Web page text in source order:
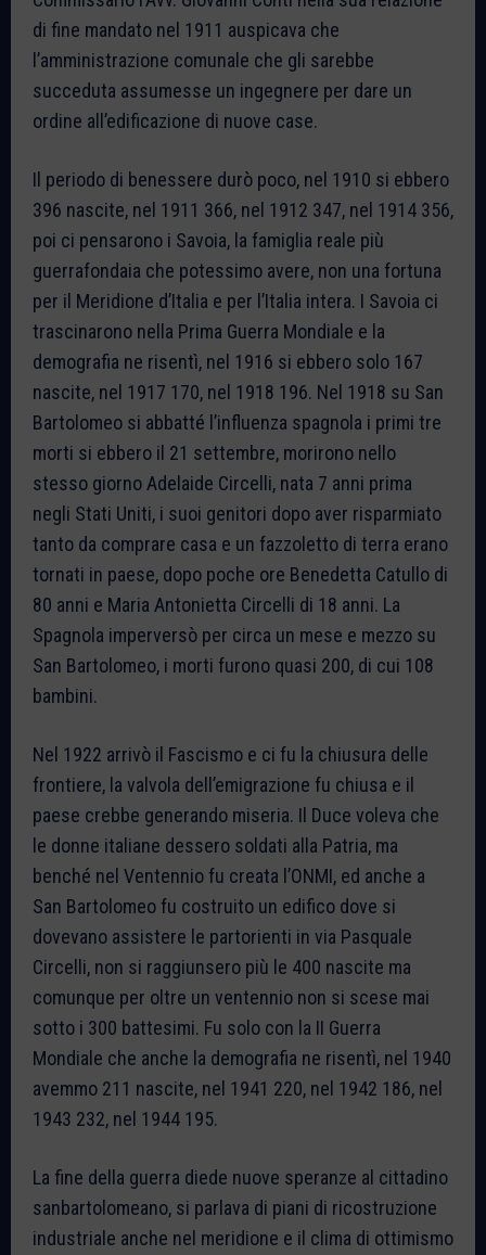
di fine mandato nel 1911 auspicava che
l’amministrazione comunale che gli sarebbe
succeduta assumesse un ingegnere per dare un
ordine all’edificazione di nuove case.
Il periodo di benessere durò poco, nel 1910 si ebbero
396 nascite, nel 1911 366, nel 1912 347, nel 1914 356,
poi ci pensarono i Savoia, la famiglia reale più
guerrafondaia che potessimo avere, non una fortuna
per il Meridione d’Italia e per l’Italia intera. I Savoia ci
trascinarono nella Prima Guerra Mondiale e la
demografia ne risentì, nel 1916 si ebbero solo 167
nascite, nel 1917 170, nel 1918 196. Nel 1918 su San
Bartolomeo si abbatté l’influenza spagnola i primi tre
morti si ebbero il 21 settembre, morirono nello
stesso giorno Adelaide Circelli, nata 7 anni prima
negli Stati Uniti, i suoi genitori dopo aver risparmiato
tanto da comprare casa e un fazzoletto di terra erano
tornati in paese, dopo poche ore Benedetta Catullo di
80 anni e Maria Antonietta Circelli di 18 anni. La
Spagnola imperversò per circa un mese e mezzo su
San Bartolomeo, i morti furono quasi 200, di cui 108
bambini.
Nel 1922 arrivò il Fascismo e ci fu la chiusura delle
frontiere, la valvola dell’emigrazione fu chiusa e il
paese crebbe generando miseria. Il Duce voleva che
le donne italiane dessero soldati alla Patria, ma
benché nel Ventennio fu creata l’ONMI, ed anche a
San Bartolomeo fu costruito un edifico dove si
dovevano assistere le partorienti in via Pasquale
Circelli, non si raggiunsero più le 400 nascite ma
comunque per oltre un ventennio non si scese mai
sotto i 300 battesimi. Fu solo con la II Guerra
Mondiale che anche la demografia ne risentì, nel 1940
avemmo 211 nascite, nel 1941 220, nel 1942 186, nel
1943 232, nel 1944 195.
La fine della guerra diede nuove speranze al cittadino
sanbartolomeano, si parlava di piani di ricostruzione
industriale anche nel meridione e il clima di ottimismo